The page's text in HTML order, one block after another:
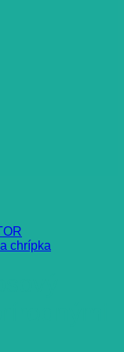
chrípka